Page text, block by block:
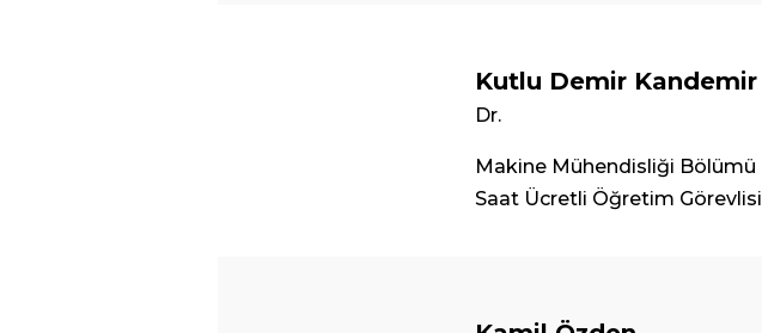
Kutlu Demir Kandemir
Dr.
Makine Mühendisliği Bölümü
Saat Ücretli Öğretim Görevlisi